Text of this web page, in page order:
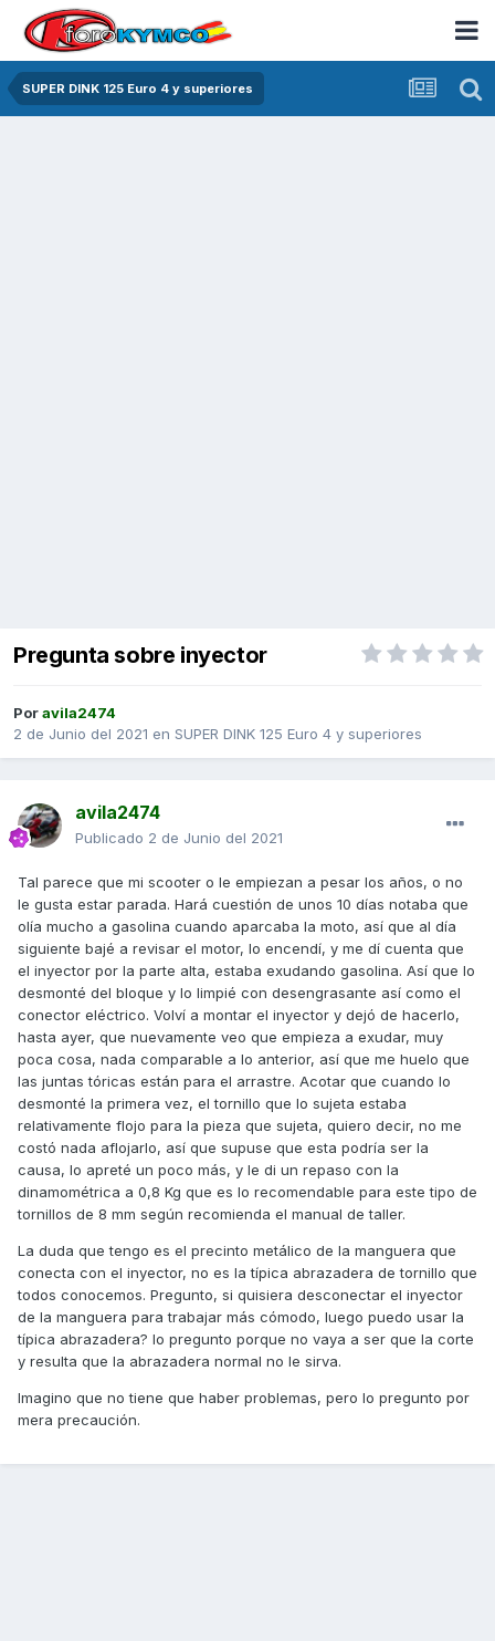
SUPER DINK 125 Euro 4 y superiores
Pregunta sobre inyector
Poravila2474
2 de Junio del 2021 en SUPER DINK 125 Euro 4 y superiores
avila2474
Publicado 2 de Junio del 2021
Tal parece que mi scooter o le empiezan a pesar los años, o no
le gusta estar parada. Hará cuestión de unos 10 días notaba que
olía mucho a gasolina cuando aparcaba la moto, así que al día
siguiente bajé a revisar el motor, lo encendí, y me dí cuenta que
el inyector por la parte alta, estaba exudando gasolina. Así que lo
desmonté del bloque y lo limpié con desengrasante así como el
conector eléctrico. Volví a montar el inyector y dejó de hacerlo,
hasta ayer, que nuevamente veo que empieza a exudar, muy
poca cosa, nada comparable a lo anterior, así que me huelo que
las juntas tóricas están para el arrastre. Acotar que cuando lo
desmonté la primera vez, el tornillo que lo sujeta estaba
relativamente flojo para la pieza que sujeta, quiero decir, no me
costó nada aflojarlo, así que supuse que esta podría ser la
causa, lo apreté un poco más, y le di un repaso con la
dinamométrica a 0,8 Kg que es lo recomendable para este tipo de
tornillos de 8 mm según recomienda el manual de taller.
La duda que tengo es el precinto metálico de la manguera que
conecta con el inyector, no es la típica abrazadera de tornillo que
todos conocemos. Pregunto, si quisiera desconectar el inyector
de la manguera para trabajar más cómodo, luego puedo usar la
típica abrazadera? lo pregunto porque no vaya a ser que la corte
y resulta que la abrazadera normal no le sirva.
Imagino que no tiene que haber problemas, pero lo pregunto por
mera precaución.